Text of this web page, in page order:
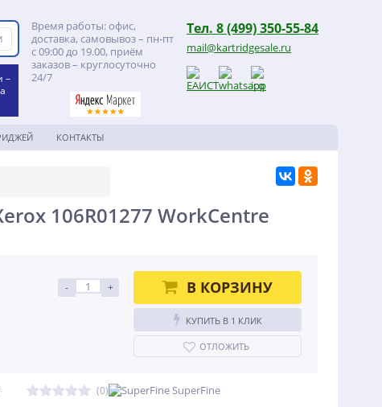
–
Время работы: офис,
доставка, самовывоз – пн-пт
с 09:00 до 19.00, приём
заказов – круглосуточно
24/7
Тел. 8 (499) 350-55-84
mail@kartridgesale.ru
КОНТАКТЫ
106R01277 WorkCentre
- + В КОРЗИНУ
КУПИТЬ В 1 КЛИК
ОТЛОЖИТЬ
(0) SuperFine